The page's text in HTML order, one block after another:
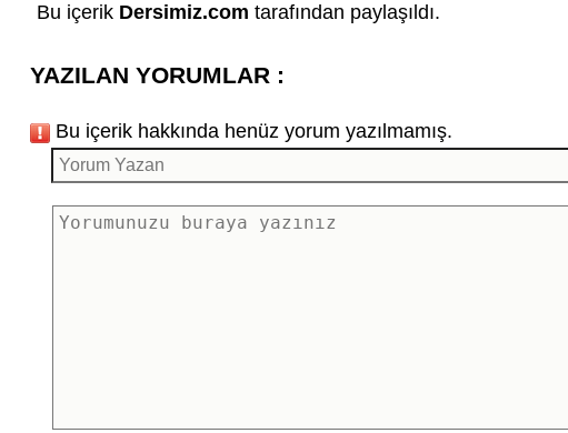
Bu içerik Dersimiz.com tarafından paylaşıldı.
YAZILAN YORUMLAR :
Bu içerik hakkında henüz yorum yazılmamış.